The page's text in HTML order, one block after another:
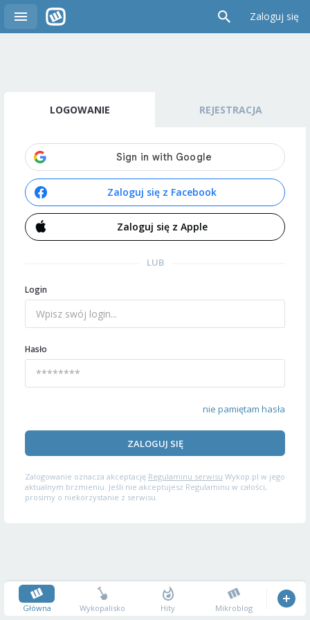
Zaloguj się
LOGOWANIE REJESTRACJA
Zaloguj się z Facebook
Zaloguj się z Apple
LUB
Login
Hasło
nie pamiętam hasła
ZALOGUJ SIĘ
Zalogowanie oznacza akceptację Regulaminu serwisu Wykop.pl w jego
aktualnym brzmieniu. Jeśli nie akceptujesz Regulaminu w całości,
prosimy o niekorzystanie z serwisu.
Główna Wykopalisko Hity Mikroblog